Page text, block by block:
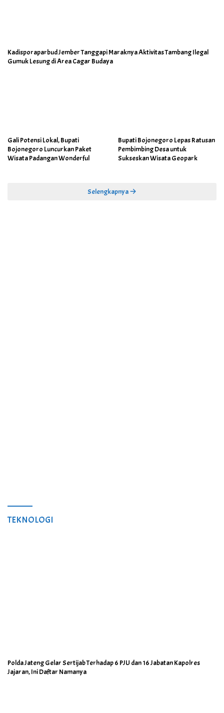
Kadisporaparbud Jember Tanggapi Maraknya Aktivitas Tambang Ilegal
Gumuk Lesung di Area Cagar Budaya
Gali Potensi Lokal, Bupati
Bojonegoro Luncurkan Paket
Wisata Padangan Wonderful
Bupati Bojonegoro Lepas Ratusan
Pembimbing Desa untuk
Sukseskan Wisata Geopark
Selengkapnya
TEKNOLOGI
Polda Jateng Gelar Sertijab Terhadap 6 PJU dan 16 Jabatan Kapolres
Jajaran, Ini Daftar Namanya